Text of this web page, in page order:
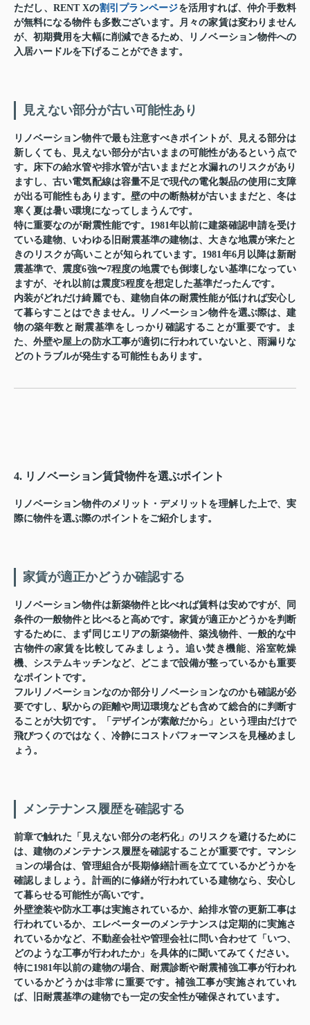
ただし、 RENT Xの割引プランページを活用すれば、仲介手数料
が無料になる物件も多数ございます。月々の家賃は変わりません
が、初期費用を大幅に削減できるため、リノベーション物件への
入居ハードルを下げることができます。
見えない部分が古い可能性あり
リノベーション物件で最も注意すべきポイントが、見える部分は
新しくても、見えない部分が古いままの可能性があるという点で
す。床下の給水管や排水管が古いままだと水漏れのリスクがあり
ますし、古い電気配線は容量不足で現代の電化製品の使用に支障
が出る可能性もあります。壁の中の断熱材が古いままだと、冬は
寒く夏は暑い環境になってしまうんです。
特に重要なのが耐震性能です。1981年以前に建築確認申請を受け
ている建物、いわゆる旧耐震基準の建物は、大きな地震が来たと
きのリスクが高いことが知られています。1981年6月以降は新耐
震基準で、震度6強〜7程度の地震でも倒壊しない基準になってい
ますが、それ以前は震度5程度を想定した基準だったんです。
内装がどれだけ綺麗でも、建物自体の耐震性能が低ければ安心し
て暮らすことはできません。リノベーション物件を選ぶ際は、建
物の築年数と耐震基準をしっかり確認することが重要です。ま
た、外壁や屋上の防水工事が適切に行われていないと、雨漏りな
どのトラブルが発生する可能性もあります。
4. リノベーション賃貸物件を選ぶポイント
リノベーション物件のメリット・デメリットを理解した上で、実
際に物件を選ぶ際のポイントをご紹介します。
家賃が適正かどうか確認する
リノベーション物件は新築物件と比べれば賃料は安めですが、同
条件の一般物件と比べると高めです。家賃が適正かどうかを判断
するために、まず同じエリアの新築物件、築浅物件、一般的な中
古物件の家賃を比較してみましょう。追い焚き機能、浴室乾燥
機、システムキッチンなど、どこまで設備が整っているかも重要
なポイントです。
フルリノベーションなのか部分リノベーションなのかも確認が必
要ですし、駅からの距離や周辺環境なども含めて総合的に判断す
ることが大切です。「デザインが素敵だから」という理由だけで
飛びつくのではなく、冷静にコストパフォーマンスを見極めまし
ょう。
メンテナンス履歴を確認する
前章で触れた「見えない部分の老朽化」のリスクを避けるために
は、建物のメンテナンス履歴を確認することが重要です。マンシ
ョンの場合は、管理組合が長期修繕計画を立てているかどうかを
確認しましょう。計画的に修繕が行われている建物なら、安心し
て暮らせる可能性が高いです。
外壁塗装や防水工事は実施されているか、給排水管の更新工事は
行われているか、エレベーターのメンテナンスは定期的に実施さ
れているかなど、不動産会社や管理会社に問い合わせて「いつ、
どのような工事が行われたか」を具体的に聞いてみてください。
特に1981年以前の建物の場合、耐震診断や耐震補強工事が行われ
ているかどうかは非常に重要です。補強工事が実施されていれ
ば、旧耐震基準の建物でも一定の安全性が確保されています。